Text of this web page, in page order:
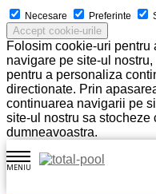
Necesare Preferinte
Accept cookie-urile
Folosim cookie-uri pentru
navigare pe site-ul
pentru a personaliza
directionate. Prin
continuarea navigarii pe
site-ul nostru sa stocheze
dumneavoastra.
MENIU